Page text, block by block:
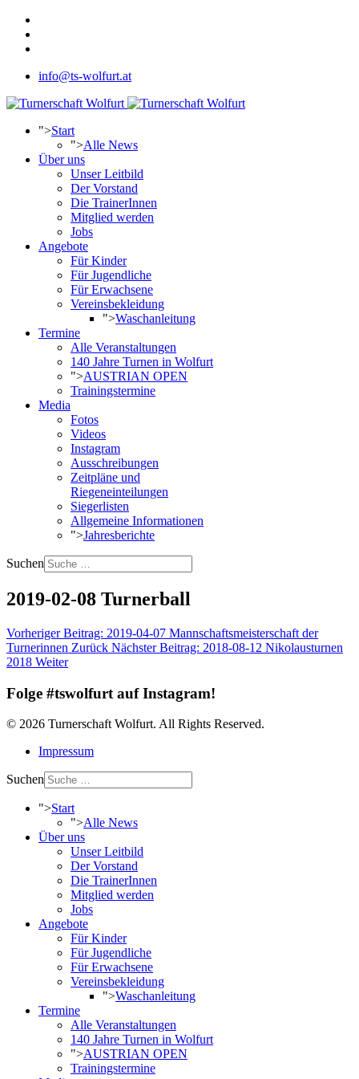
info@ts-wolfurt.at
">Start
">Alle News
Über uns
Unser Leitbild
Der Vorstand
Die TrainerInnen
Mitglied werden
Jobs
Angebote
Für Kinder
Für Jugendliche
Für Erwachsene
Vereinsbekleidung
">Waschanleitung
Termine
Alle Veranstaltungen
140 Jahre Turnen in Wolfurt
">AUSTRIAN OPEN
Trainingstermine
Media
Fotos
Videos
Instagram
Ausschreibungen
Zeitpläne und
Riegeneinteilungen
Siegerlisten
Allgemeine Informationen
">Jahresberichte
Suchen
2019-02-08 Turnerball
Vorheriger Beitrag: 2019-04-07 Mannschaftsmeisterschaft der
Turnerinnen Zurück Nächster Beitrag: 2018-08-12 Nikolausturnen
2018 Weiter
Folge #tswolfurt auf Instagram!
© 2026 Turnerschaft Wolfurt. All Rights Reserved.
Impressum
Suchen
">Start
">Alle News
Über uns
Unser Leitbild
Der Vorstand
Die TrainerInnen
Mitglied werden
Jobs
Angebote
Für Kinder
Für Jugendliche
Für Erwachsene
Vereinsbekleidung
">Waschanleitung
Termine
Alle Veranstaltungen
140 Jahre Turnen in Wolfurt
">AUSTRIAN OPEN
Trainingstermine